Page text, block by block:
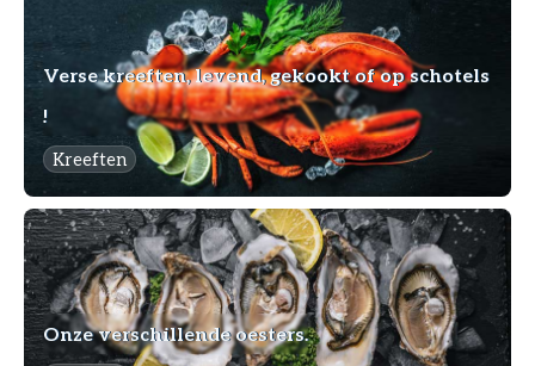
Verse kreeften, levend, gekookt of op schotels
!
Kreeften
Onze verschillende oesters.